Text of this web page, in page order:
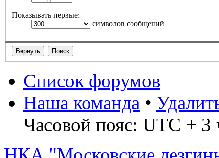
Показывать первые:
символов сообщений
Список форумов
Наша команда •
Часовой пояс: UTC + 3